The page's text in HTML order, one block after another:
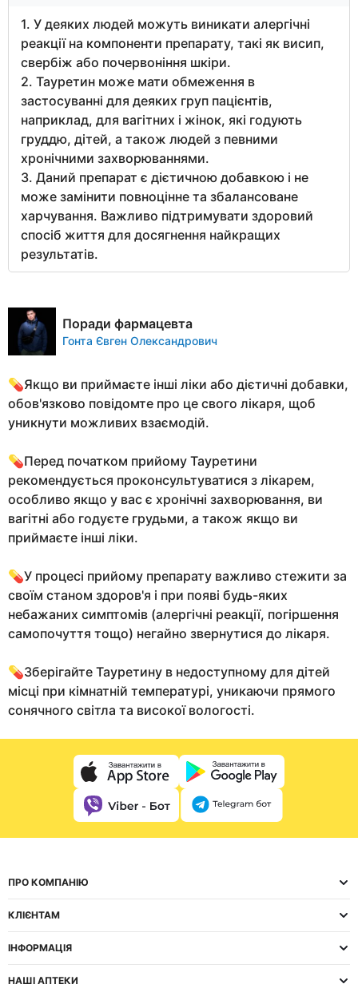
1. У деяких людей можуть виникати алергічні
реакції на компоненти препарату, такі як висип,
свербіж або почервоніння шкіри.
2. Тауретин може мати обмеження в
застосуванні для деяких груп пацієнтів,
наприклад, для вагітних і жінок, які годують
груддю, дітей, а також людей з певними
хронічними захворюваннями.
3. Даний препарат є дієтичною добавкою і не
може замінити повноцінне та збалансоване
харчування. Важливо підтримувати здоровий
спосіб життя для досягнення найкращих
результатів.
Поради фармацевта
Гонта Євген Олександрович
💊Якщо ви приймаєте інші ліки або дієтичні добавки,
обов'язково повідомте про це свого лікаря, щоб
уникнути можливих взаємодій.
💊Перед початком прийому Тауретини
рекомендується проконсультуватися з лікарем,
особливо якщо у вас є хронічні захворювання, ви
вагітні або годуєте грудьми, а також якщо ви
приймаєте інші ліки.
💊У процесі прийому препарату важливо стежити за
своїм станом здоров'я і при появі будь-яких
небажаних симптомів (алергічні реакції, погіршення
самопочуття тощо) негайно звернутися до лікаря.
💊Зберігайте Тауретину в недоступному для дітей
місці при кімнатній температурі, уникаючи прямого
сонячного світла та високої вологості.
ПРО КОМПАНІЮ
КЛІЄНТАМ
ІНФОРМАЦІЯ
НАШІ АПТЕКИ